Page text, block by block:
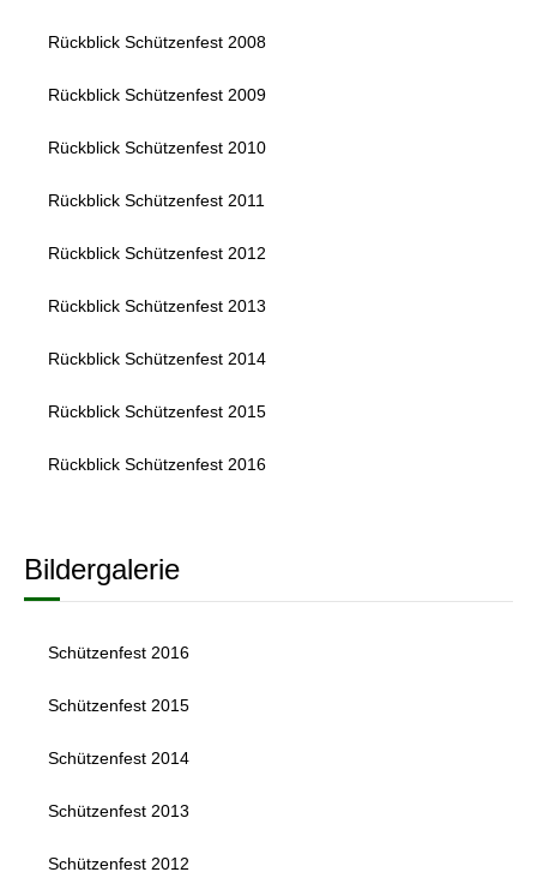
Rückblick Schützenfest 2008
Rückblick Schützenfest 2009
Rückblick Schützenfest 2010
Rückblick Schützenfest 2011
Rückblick Schützenfest 2012
Rückblick Schützenfest 2013
Rückblick Schützenfest 2014
Rückblick Schützenfest 2015
Rückblick Schützenfest 2016
Bildergalerie
Schützenfest 2016
Schützenfest 2015
Schützenfest 2014
Schützenfest 2013
Schützenfest 2012